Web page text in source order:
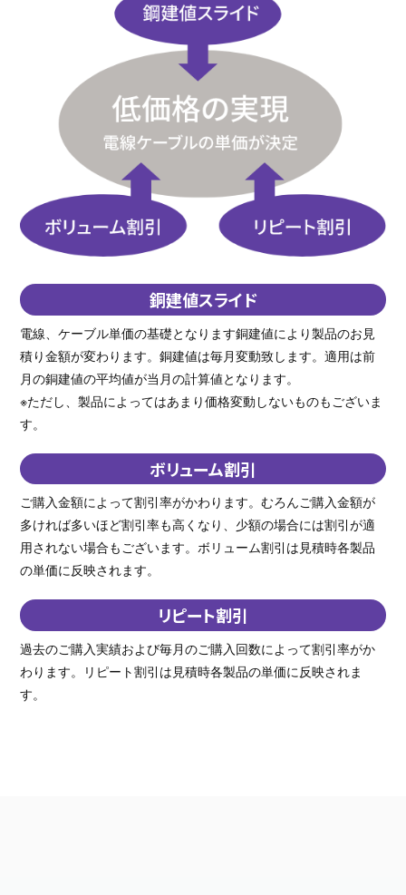
銅建値スライド
電線、ケーブル単価の基礎となります銅建値により製品のお見
積り金額が変わります。銅建値は毎月変動致します。適用は前
月の銅建値の平均値が当月の計算値となります。
※ただし、製品によってはあまり価格変動しないものもございま
す。
ボリューム割引
ご購入金額によって割引率がかわります。むろんご購入金額が
多ければ多いほど割引率も高くなり、少額の場合には割引が適
用されない場合もございます。ボリューム割引は見積時各製品
の単価に反映されます。
リピート割引
過去のご購入実績および毎月のご購入回数によって割引率がか
わります。リピート割引は見積時各製品の単価に反映されま
す。